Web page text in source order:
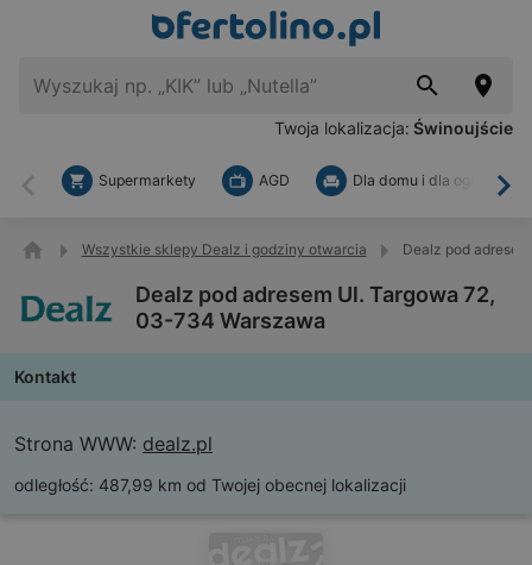
Twoja lokalizacja: Świnoujście
Wstecz
Supermarkety AGD Dla domu i dla ogrodu
Wszystkie sklepy Dealz i godziny otwarcia Dealz pod
Dealz pod adresem Ul. Targowa 72,
03-734 Warszawa
Kontakt
Strona WWW: dealz.pl
odległość: 487,99 km od Twojej obecnej lokalizacji